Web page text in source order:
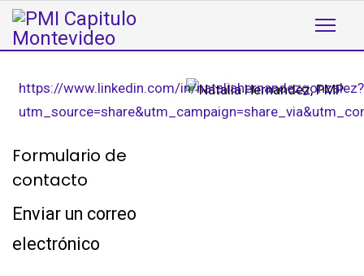
https://www.linkedin.com/in/nataliahernandezgonzalez?
Formulario de
contacto
Enviar un correo
electrónico